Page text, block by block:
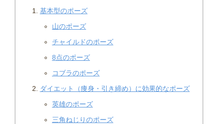
基本型のポーズ
山のポーズ
チャイルドのポーズ
8点のポーズ
コブラのポーズ
ダイエット（痩身・引き締め）に効果的なポーズ
英雄のポーズ
三角ねじりのポーズ